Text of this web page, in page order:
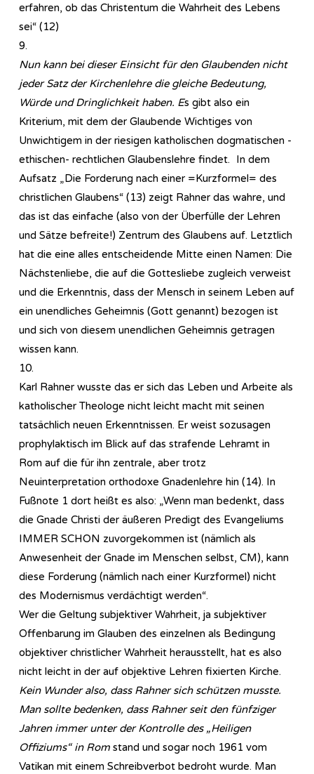
erfahren, ob das Christentum die Wahrheit des Lebens
sei“ (12)
9.
Nun kann bei dieser Einsicht für den Glaubenden nicht
jeder Satz der Kirchenlehre die gleiche Bedeutung,
Würde und Dringlichkeit haben. Es gibt also ein
Kriterium, mit dem der Glaubende Wichtiges von
Unwichtigem in der riesigen katholischen dogmatischen -
ethischen- rechtlichen Glaubenslehre findet. In dem
Aufsatz „Die Forderung nach einer =Kurzformel= des
christlichen Glaubens“ (13) zeigt Rahner das wahre, und
das ist das einfache (also von der Überfülle der Lehren
und Sätze befreite!) Zentrum des Glaubens auf. Letztlich
hat die eine alles entscheidende Mitte einen Namen: Die
Nächstenliebe, die auf die Gottesliebe zugleich verweist
und die Erkenntnis, dass der Mensch in seinem Leben auf
ein unendliches Geheimnis (Gott genannt) bezogen ist
und sich von diesem unendlichen Geheimnis getragen
wissen kann.
10.
Karl Rahner wusste das er sich das Leben und Arbeite als
katholischer Theologe nicht leicht macht mit seinen
tatsächlich neuen Erkenntnissen. Er weist sozusagen
prophylaktisch im Blick auf das strafende Lehramt in
Rom auf die für ihn zentrale, aber trotz
Neuinterpretation orthodoxe Gnadenlehre hin (14). In
Fußnote 1 dort heißt es also: „Wenn man bedenkt, dass
die Gnade Christi der äußeren Predigt des Evangeliums
IMMER SCHON zuvorgekommen ist (nämlich als
Anwesenheit der Gnade im Menschen selbst, CM), kann
diese Forderung (nämlich nach einer Kurzformel) nicht
des Modernismus verdächtigt werden“.
Wer die Geltung subjektiver Wahrheit, ja subjektiver
Offenbarung im Glauben des einzelnen als Bedingung
objektiver christlicher Wahrheit herausstellt, hat es also
nicht leicht in der auf objektive Lehren fixierten Kirche.
Kein Wunder also, dass Rahner sich schützen musste.
Man sollte bedenken, dass Rahner seit den fünfziger
Jahren immer unter der Kontrolle des „Heiligen
Offiziums“ in Rom stand und sogar noch 1961 vom
Vatikan mit einem Schreibverbot bedroht wurde. Man